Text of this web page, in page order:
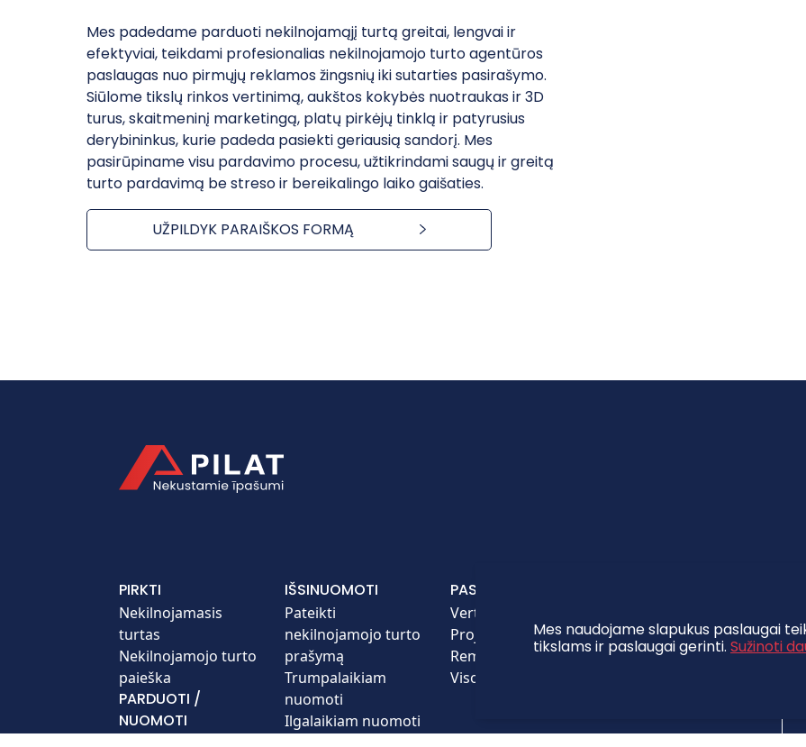
Mes padedame parduoti nekilnojamąjį turtą greitai, lengvai ir
efektyviai, teikdami profesionalias nekilnojamojo turto agentūros
paslaugas nuo pirmųjų reklamos žingsnių iki sutarties pasirašymo.
Siūlome tikslų rinkos vertinimą, aukštos kokybės nuotraukas ir 3D
turus, skaitmeninį marketingą, platų pirkėjų tinklą ir patyrusius
derybininkus, kurie padeda pasiekti geriausią sandorį. Mes
pasirūpiname visu pardavimo procesu, užtikrindami saugų ir greitą
turto pardavimą be streso ir bereikalingo laiko gaišaties.
UŽPILDYK PARAIŠKOS FORMĄ
PIRKTI
Nekilnojamasis
turtas
Nekilnojamojo turto
paieška
PARDUOTI /
NUOMOTI
IŠSINUOMOTI
Pateikti
nekilnojamojo turto
prašymą
Trumpalaikiam
nuomoti
Ilgalaikiam nuomoti
PASLAUGOS
Vertinimas
Projektų valdymas
Remontas
Visos paslaugos
Agentai
Mūsų darbai
Mes naudojame slapukus paslaugai
tikslams ir paslaugai gerinti. Sužinoti